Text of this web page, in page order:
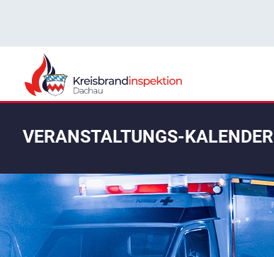
VERANSTALTUNGS-KALENDER